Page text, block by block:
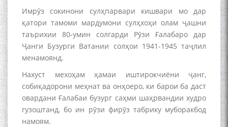
Имрӯз сокинони сулҳпарвари кишвари мо дар
қатори тамоми мардумони сулҳхоҳи олам ҷашни
таърихии 80-умин солгарди Рӯзи Ғалабаро дар
Ҷанги Бузурги Ватании солҳои 1941-1945 таҷлил
менамоянд.
Нахуст мехоҳам ҳамаи иштирокчиёни ҷанг,
собиқадорони меҳнат ва онҳоеро, ки барои ба даст
овардани Ғалабаи бузург саҳми шаҳрвандии худро
гузоштанд, бо ин рӯзи фирӯз табрику муборакбод
намоям.
Сухбати навқаламон бо
Муъмин Қаноат\Meeting of
young talents with Mumyin
Kanoat